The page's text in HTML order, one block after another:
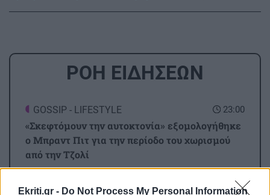
Ekriti.gr - Do Not Process My Personal Information
ΡΟΗ ΕΙΔΗΣΕΩΝ
23:00
GOSSIP - LIFESTYLE
«Σκεφτόμουν την αυτοκτονία» εξομολογήθηκε
ο Μπραντ Πιτ για την περίοδο του χωρισμού
από την Τζολί
22:56
ΑΥΤΟΔΙΟΙΚΗΣΗ